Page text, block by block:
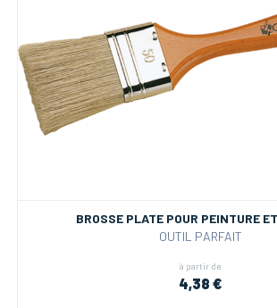
BROSSE PLATE POUR PEINTURE
OUTIL PARFAIT
à partir de
4,38 €